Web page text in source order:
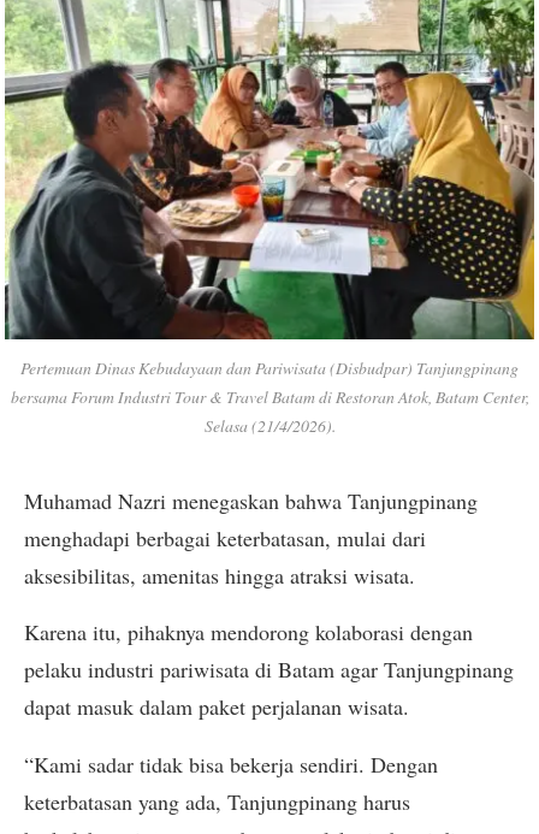
Pertemuan Dinas Kebudayaan dan Pariwisata (Disbudpar) Tanjungpinang
bersama Forum Industri Tour & Travel Batam di Restoran Atok, Batam Center,
Selasa (21/4/2026).
Muhamad Nazri menegaskan bahwa Tanjungpinang
menghadapi berbagai keterbatasan, mulai dari
aksesibilitas, amenitas hingga atraksi wisata.
Karena itu, pihaknya mendorong kolaborasi dengan
pelaku industri pariwisata di Batam agar Tanjungpinang
dapat masuk dalam paket perjalanan wisata.
“Kami sadar tidak bisa bekerja sendiri. Dengan
keterbatasan yang ada, Tanjungpinang harus